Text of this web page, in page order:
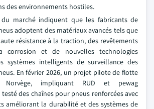
des environnements hostiles.
du marché indiquent que les fabricants de
adoptent des matériaux avancés tels que
résistance à la traction, des revêtements
corrosion et de nouvelles technologies
systèmes intelligents de surveillance des
En février 2026, un projet pilote de flotte
impliquant RUD et pewag
des chaînes pour pneus renforcées avec
améliorant la durabilité et des systèmes de